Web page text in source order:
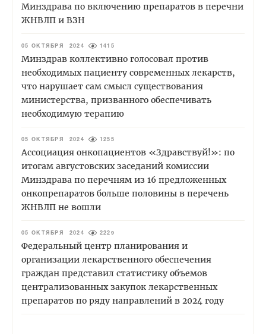
Минздрава по включению препаратов в перечни
ЖНВЛП и ВЗН
05 ОКТЯБРЯ 2024 1415
Минздрав коллективно голосовал против
необходимых пациенту современных лекарств,
что нарушает сам смысл существования
министерства, призванного обеспечивать
необходимую терапию
05 ОКТЯБРЯ 2024 1255
Ассоциация онкопациентов «Здравствуй!»: по
итогам августовских заседаний комиссии
Минздрава по перечням из 16 предложенных
онкопрепаратов больше половины в перечень
ЖНВЛП не вошли
05 ОКТЯБРЯ 2024 2229
Федеральный центр планирования и
организации лекарственного обеспечения
граждан представил статистику объемов
централизованных закупок лекарственных
препаратов по ряду направлений в 2024 году